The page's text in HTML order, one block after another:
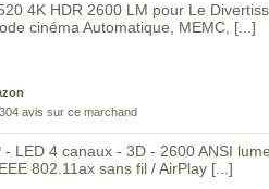
4K HDR 2600 LM pour Le
cinéma Automatique, MEMC, [...]
304 avis sur ce marchand
LED 4 canaux - 3D - 2600 ANSI
802.11ax sans fil / AirPlay [...]